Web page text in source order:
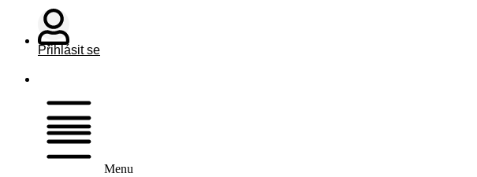
Přihlásit se
Menu